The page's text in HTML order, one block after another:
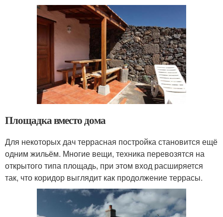
Площадка вместо дома
Для некоторых дач террасная постройка становится ещё
одним жильём. Многие вещи, техника перевозятся на
открытого типа площадь, при этом вход расширяется
так, что коридор выглядит как продолжение террасы.